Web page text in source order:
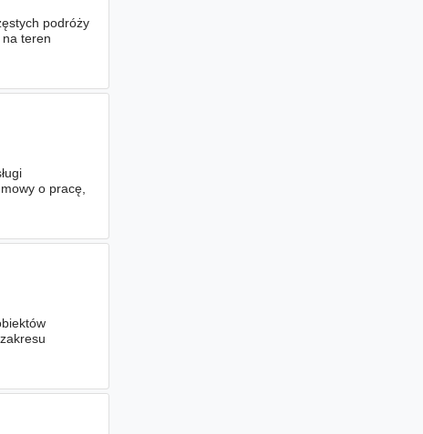
podróży
teren
o pracę,